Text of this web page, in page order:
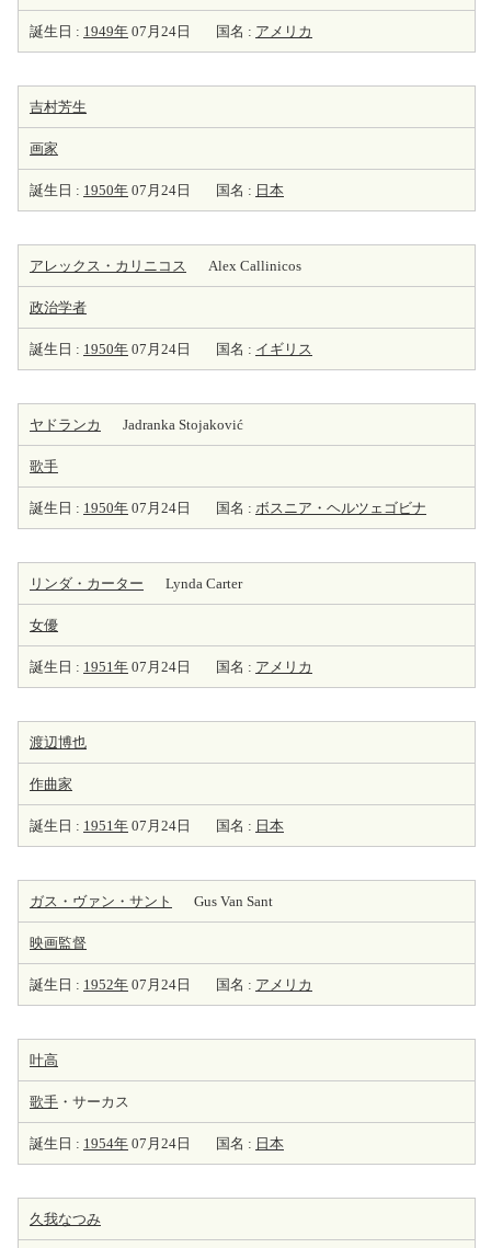
誕生日 : 1949年 07月24日 国名 : アメリカ
吉村芳生
画家
誕生日 : 1950年 07月24日 国名 : 日本
アレックス・カリニコス Alex Callinicos
政治学者
誕生日 : 1950年 07月24日 国名 : イギリス
ヤドランカ Jadranka Stojaković
歌手
誕生日 : 1950年 07月24日 国名 : ボスニア・ヘルツェゴビナ
リンダ・カーター Lynda Carter
女優
誕生日 : 1951年 07月24日 国名 : アメリカ
渡辺博也
作曲家
誕生日 : 1951年 07月24日 国名 : 日本
ガス・ヴァン・サント Gus Van Sant
映画監督
誕生日 : 1952年 07月24日 国名 : アメリカ
叶高
歌手 ・サーカス
誕生日 : 1954年 07月24日 国名 : 日本
久我なつみ